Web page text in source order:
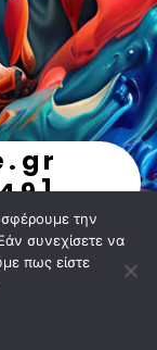
την
συνεχίσετε να
πως είστε